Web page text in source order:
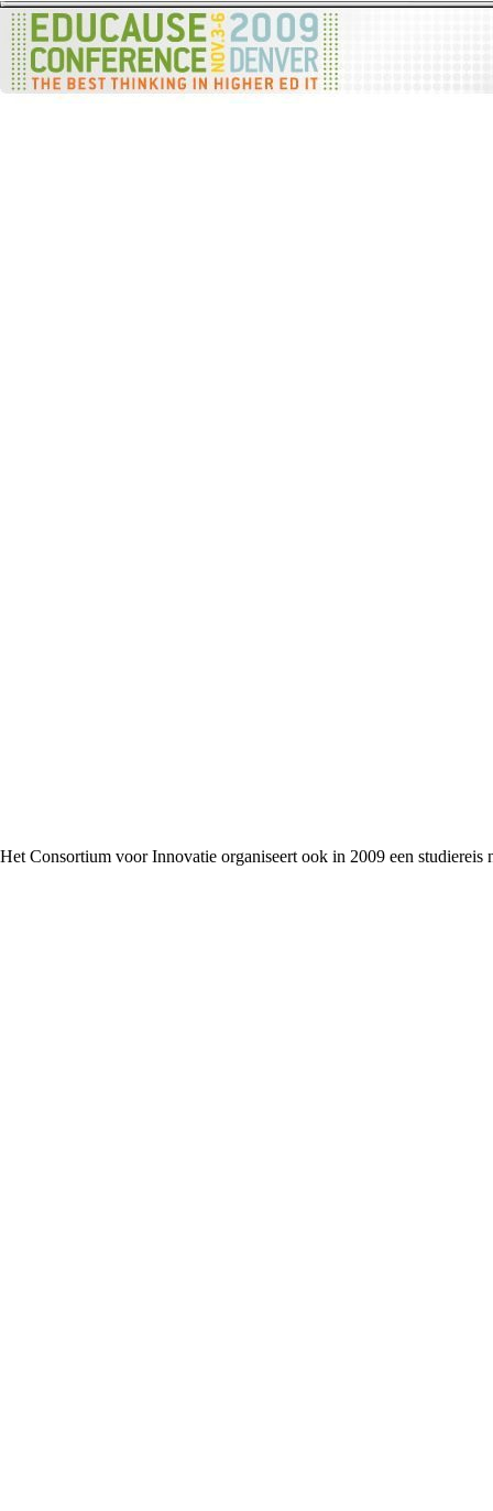
Het Consortium voor Innovatie organiseert ook in 2009 een studiereis